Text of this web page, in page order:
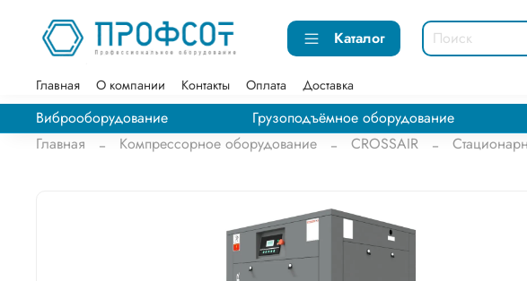
Каталог
Главная О компании Контакты Оплата Доставка
Виброоборудование Грузоподъёмное оборудование
Главная
Компрессорное оборудование CROSSAIR